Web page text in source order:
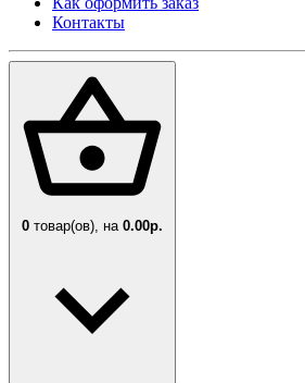
Контакты
0 товар(ов), на 0.00р.